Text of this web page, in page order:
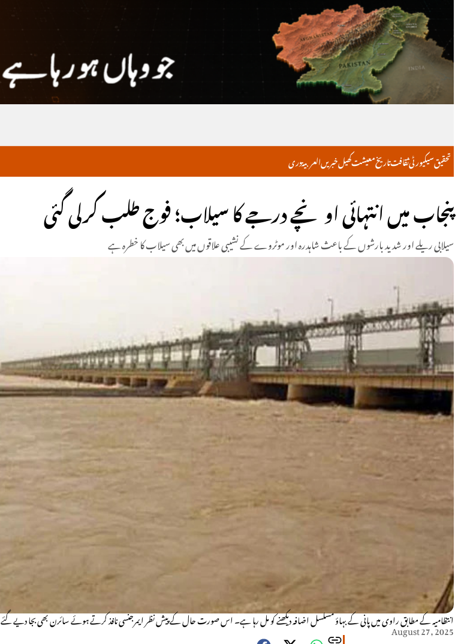
خبریںکھیلمعیشتتاریخثقافتسیکیورٹیتحقیق دریالعربية
پنجاب میں انتہائی اونچے درجے کا سیلاب؛ فوج طلب کرلی گئی
سیلابی ریلے اور شدید بارشوں کے باعث شاہدرہ اور موٹروے کے نشیبی علاقوں میں بھی سیلاب کا خطرہ ہے
انتظامیہ کے مطابق راوی میں پانی کے بہاؤ مسلسل اضافہ دیکھنے کو مل رہا ہے۔ اس صورت حال کے پیش نظر ایمرجنسی نافذ کرتے ہوئے سائرن بھی بجا دیے گئے
August 27, 2025